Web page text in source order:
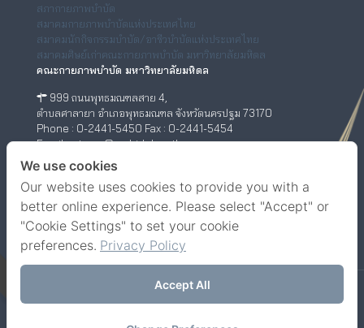
สภากายภาพบำบัด
สมาคมกายภาพบำบัดแห่งประเทศไทย
สมาคมนักกิจกรรมบำบัด/อาชีวบำบัดแห่งประเทศไทย
สมาคมศิษย์เก่าคณะกายภาพบำบัด มหาวิทยาลัยมหิดล
คณะกายภาพบำบัด มหาวิทยาลัยมหิดล
999 ถนนพุทธมณฑลสาย 4,
ตำบลศาลายา อำเภอพุทธมณฑล จังหวัดนครปฐม 73170
Phone : 0-2441-5450 Fax : 0-2441-5454
Email : ptwww@mahidol.ac.th
ศูนย์กายภาพบำบัด (เชิงสะพานสมเด็จพระปิ่นเกล้า)
198/2 ถนนสมเด็จพระปิ่นเกล้า,
แขวงบางยี่ขัน เขตบางพลัด กรุงเทพฯ 10700
Phone : 0-63-520-5151
Facebook YouTube
© Faculty of Physical Therapy, Mahidol University.
We use cookies
Our website uses cookies to provide you with a
better online experience. Please select "Accept" or
"Cookie Settings" to set your cookie
preferences. Privacy Policy
Accept All